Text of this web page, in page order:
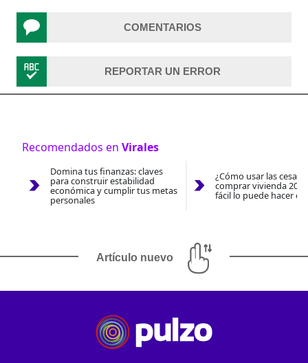
COMENTARIOS
REPORTAR UN ERROR
Recomendados en Virales
Domina tus finanzas: claves
para construir estabilidad
económica y cumplir tus metas
personales
¿Cómo usar las
comprar vivienda
fácil lo puede hacer
Artículo nuevo